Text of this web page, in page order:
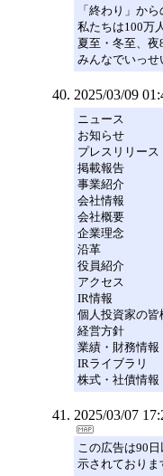
「終わり」か
私たちは100万
夏至・冬至、夜
みんなでいっせ
2025/03/09
ニュース
お知らせ
プレスリリース
掲載報告
事業紹介
会社情報
会社概要
企業理念
沿革
役員紹介
アクセス
IR情報
個人投資家の皆
経営方針
業績・財務情報
IRライブラリ
株式・社債情報
2025/03/07
この広告は90
示されておりま